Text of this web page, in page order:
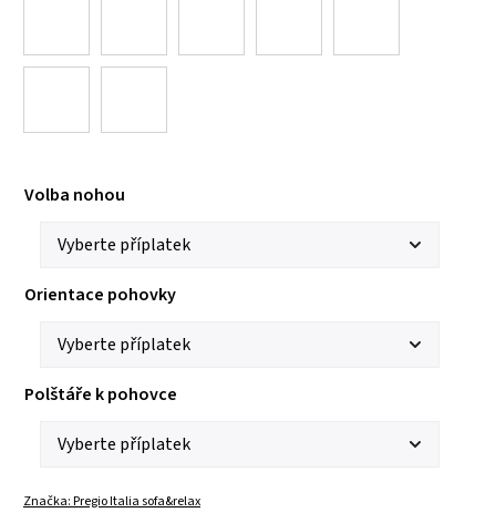
Volba nohou
Orientace pohovky
Polštáře k pohovce
Značka:Pregio Italia sofa&relax